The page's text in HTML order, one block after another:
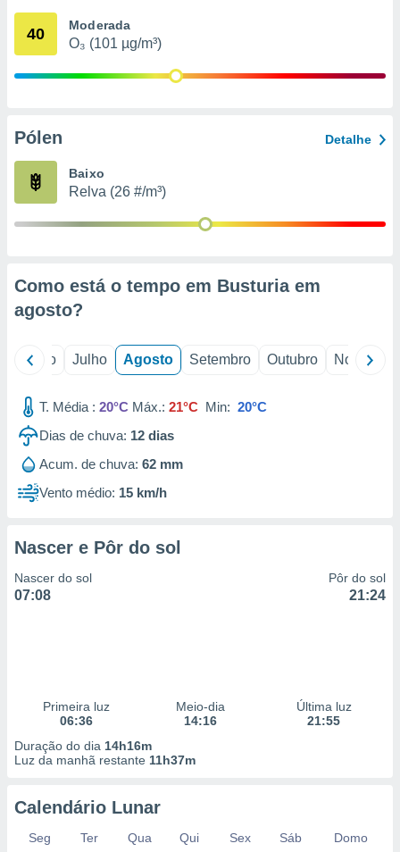
através
estudos
1199
40 Moderada
O₃ (101 µg/m³)
Pólen Detalhe
Baixo
Relva (26 #/m³)
Como está o tempo em Busturia em
agosto?
Junho Julho Agosto Setembro Outubro Novembro
T. Média : 20°C Máx.: 21°C Min: 20°C
Dias de chuva: 12 dias
Acum. de chuva: 62 mm
Vento médio: 15 km/h
Nascer e Pôr do sol
Nascer do sol
07:08
Pôr do sol
21:24
Primeira luz
06:36
Meio-dia
14:16
Última luz
21:55
Duração do dia 14h16m
Luz da manhã restante 11h37m
Calendário Lunar
Seg Ter Qua Qui Sex Sáb
Domo